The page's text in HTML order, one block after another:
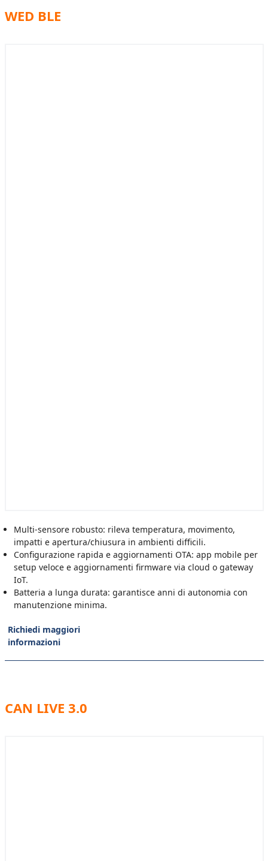
WED BLE
Multi-sensore robusto: rileva temperatura, movimento,
impatti e apertura/chiusura in ambienti difficili.
Configurazione rapida e aggiornamenti OTA: app mobile per
setup veloce e aggiornamenti firmware via cloud o gateway
IoT.
Batteria a lunga durata: garantisce anni di autonomia con
manutenzione minima.
Richiedi maggiori
informazioni
CAN LIVE 3.0